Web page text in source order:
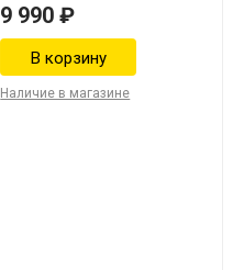
9 990 ₽
Наличие в магазине